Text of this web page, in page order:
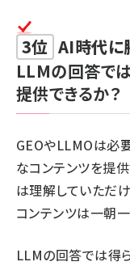
3位 AI時代に
LLMの回答で
提供できるか？
GEOやLLMOは必
なコンテンツを提
は理解していただけ
コンテンツは一朝
LLMの回答では得